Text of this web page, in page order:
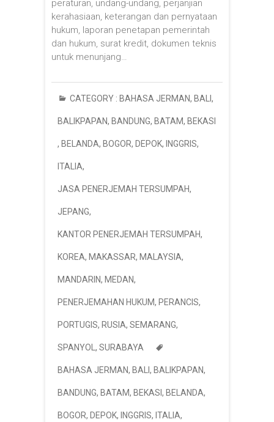
peraturan, undang-undang, perjanjian
kerahasiaan, keterangan dan pernyataan
hukum, laporan penetapan pemerintah
dan hukum, surat kredit, dokumen teknis
untuk menunjang…
CATEGORY : BAHASA JERMAN, BALI ,
BALIKPAPAN, BANDUNG, BATAM, BEKASI
, BELANDA, BOGOR, DEPOK, INGGRIS,
ITALIA,
JASA PENERJEMAH TERSUMPAH,
JEPANG,
KANTOR PENERJEMAH TERSUMPAH,
KOREA, MAKASSAR, MALAYSIA,
MANDARIN, MEDAN,
PENERJEMAHAN HUKUM, PERANCIS,
PORTUGIS, RUSIA, SEMARANG,
SPANYOL , SURABAYA
BAHASA JERMAN, BALI , BALIKPAPAN,
BANDUNG, BATAM, BEKASI , BELANDA,
BOGOR, DEPOK, INGGRIS, ITALIA,